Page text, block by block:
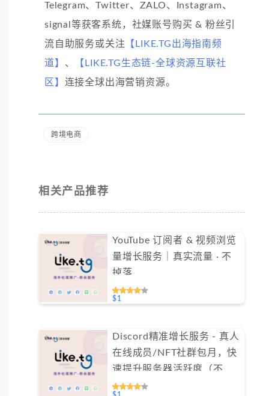
Telegram、Twitter、ZALO、Instagram、
signal等获客系统，社媒账号购买 & 粉丝引
流自助服务或关注 【LIKE.TG出海指南频
道】 、
【LIKE.TG生态链-全球资源互联社
区】 连接全球出海营销资源。
跨境电商
相关产品推荐
YouTube 订阅者 & 视频浏览
量增长服务｜真实流量 · 不
掉落
$1
Discord精准增长服务 - 真人
在线成员/NFT社群包月，快
速提升服务器活跃度（不支
持免费测试）